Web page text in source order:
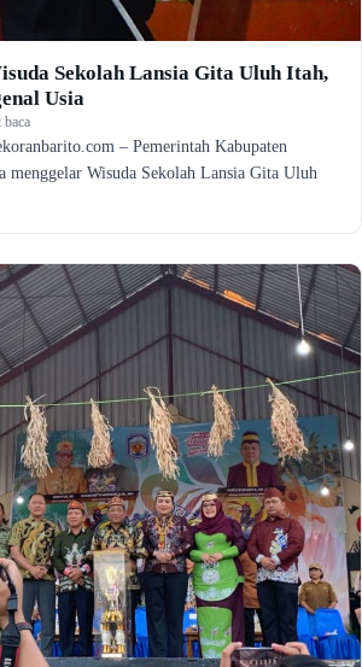
Sekolah Lansia Gita Uluh Itah,
Usia
baca
– Pemerintah Kabupaten
menggelar Wisuda Sekolah Lansia Gita Uluh